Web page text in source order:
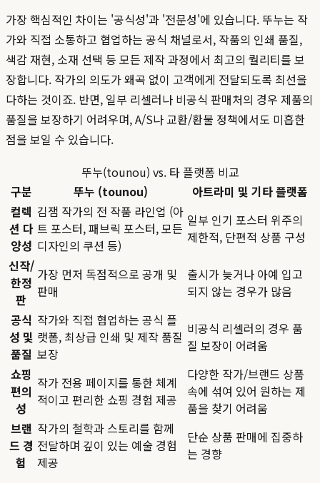
가장 핵심적인 차이는 '공식성'과 '전문성'에 있습니다. 뚜누는 작
가와 직접 소통하고 협업하는 공식 채널로서, 작품의 인쇄 품질,
색감 재현, 소재 선택 등 모든 제작 과정에서 최고의 퀄리티를 보
장합니다. 작가의 의도가 왜곡 없이 고객에게 전달되도록 최선을
다하는 것이죠. 반면, 일부 리셀러나 비공식 판매처의 경우 제품의
품질을 보장하기 어려우며, A/S나 교환/환불 정책에서도 미흡한
점을 보일 수 있습니다.
뚜누(tounou) vs. 타 플랫폼 비교
구분
뚜누 (tounou)
아트라미 및 기타 플랫폼
컬렉
션 다
양성
김잼 작가의 전 작품 라인업 (아
트 포스터, 패브릭 포스터, 모든
디자인의 쿠션 등)
일부 인기 포스터 위주의
제한적, 단편적 상품 구성
신작/
한정
판
가장 먼저 독점적으로 공개 및
판매
출시가 늦거나 아예 입고
되지 않는 경우가 많음
공식
성 및
품질
작가와 직접 협업하는 공식 플
랫폼, 최상급 인쇄 및 제작 품질
보장
비공식 리셀러의 경우 품
질 보장이 어려움
쇼핑
편의
성
작가 전용 페이지를 통한 체계
적이고 편리한 쇼핑 경험 제공
다양한 작가/브랜드 상품
속에 섞여 있어 원하는 제
품을 찾기 어려움
브랜
드 경
험
작가의 철학과 스토리를 함께
전달하며 깊이 있는 예술 경험
제공
단순 상품 판매에 집중하
는 경향